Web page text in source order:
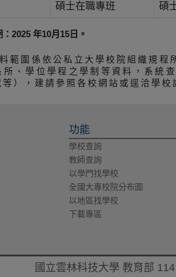
碩士在職專班 碩
2025 年10月15日。
範圍係依公私立大學校院組織規
所、學位學程之學制等資料，系統
等），建請參照各校網站或逕洽學校
功能
學校查詢
教師查詢
以學門找學校
全國大專校院分布圖
以地區找學校
下載專區
國立雲林科技大學 教育部